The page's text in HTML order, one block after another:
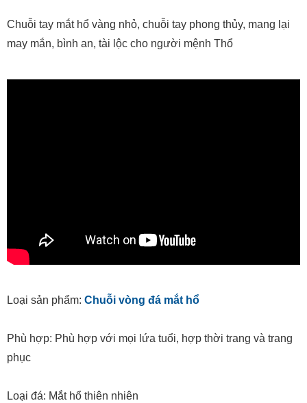
Chuỗi tay mắt hổ vàng nhỏ, chuỗi tay phong thủy, mang lại
may mắn, bình an, tài lộc cho người mệnh Thổ
Loại sản phẩm: Chuỗi vòng đá mắt hổ
Phù hợp: Phù hợp với mọi lứa tuổi, hợp thời trang và trang
phục
Loại đá: Mắt hổ thiên nhiên